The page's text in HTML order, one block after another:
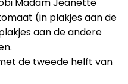
(in plakjes aan de
aan de andere
de tweede helft van